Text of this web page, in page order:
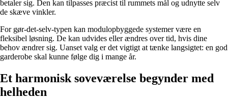
betaler sig. Den kan tilpasses præcist til rummets mål og udnytte selv
de skæve vinkler.
For gør-det-selv-typen kan modulopbyggede systemer være en
fleksibel løsning. De kan udvides eller ændres over tid, hvis dine
behov ændrer sig. Uanset valg er det vigtigt at tænke langsigtet: en god
garderobe skal kunne følge dig i mange år.
Et harmonisk soveværelse begynder med
helheden